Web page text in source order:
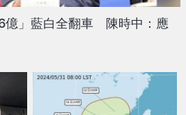
億」藍白全翻車 陳時中：應